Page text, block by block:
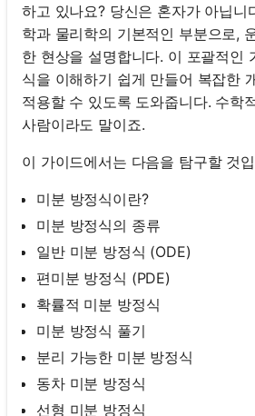
하고 있나요? 당신은 혼자가 아닙니
학과 물리학의 기본적인 부분으로,
한 현상을 설명합니다. 이 포괄적인
식을 이해하기 쉽게 만들어 복잡한
적용할 수 있도록 도와줍니다. 수학
사람이라도 말이죠.
이 가이드에서는 다음을 탐구할 것
미분 방정식이란?
미분 방정식의 종류
일반 미분 방정식 (ODE)
편미분 방정식 (PDE)
확률적 미분 방정식
미분 방정식 풀기
분리 가능한 미분 방정식
동차 미분 방정식
선형 미분 방정식